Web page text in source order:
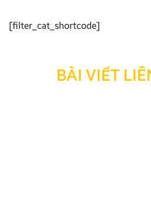
[filter_cat_shortcode]
BÀI VIẾT